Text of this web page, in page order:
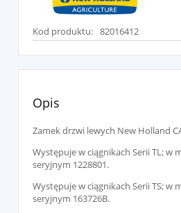
Kod produktu: 82016412
Opis
Zamek drzwi lewych New Holland
Występuje w ciągnikach Serii TL; w
seryjnym 1228801.
Występuje w ciągnikach Serii TS; w
seryjnym 163726B.